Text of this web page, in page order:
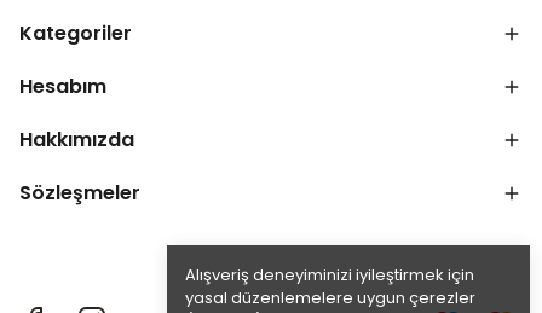
Alışveriş deneyiminizi iyileştirmek için
yasal düzenlemelere uygun çerezler
Kategoriler
Hesabım
Hakkımızda
Sözleşmeler